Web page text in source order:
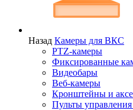
Назад Камеры для ВКС
PTZ-камеры
Фиксированные
Видеобары
Веб-камеры
Кронштейны и
Пульты